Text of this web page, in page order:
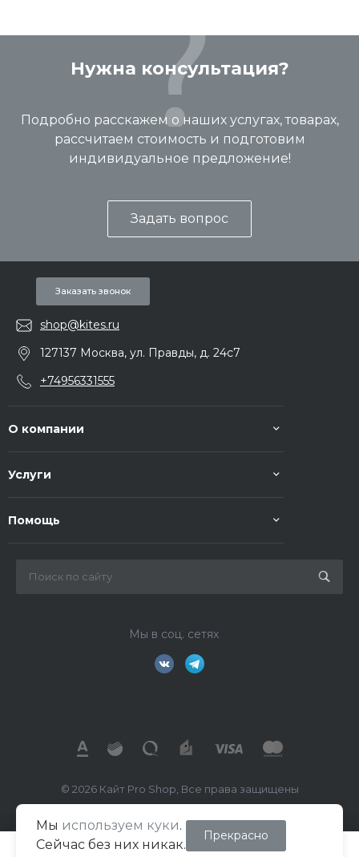
Нужна консультация?
Подробно расскажем о наших услугах, товарах,
рассчитаем стоимость и подготовим
индивидуальное предложение!
Задать вопрос
Заказать звонок
shop@kites.ru
127137 Москва, ул. Правды, д. 24с7
+74956331555
О компании
Услуги
Помощь
Мы в соц. сетях
© 2026 Кайт Pro Shop, Все права защищены
ИП Маркелов В.А.
ИНН 026702391260
Мы используем куки.
Сейчас без них никак.
Прекрасно